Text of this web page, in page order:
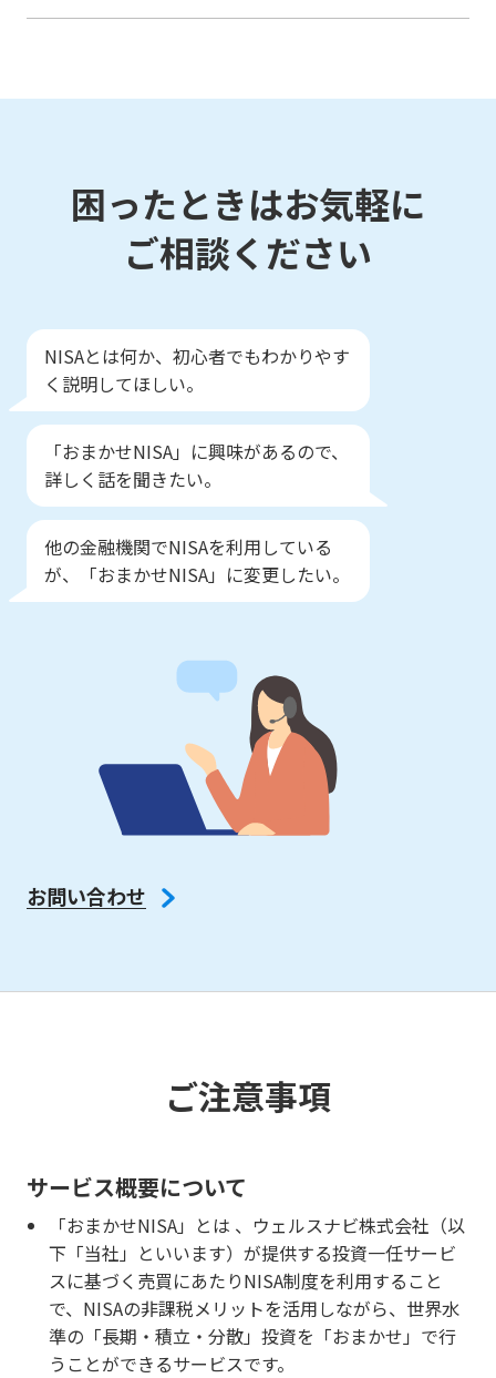
困ったときはお気軽に
ご相談ください
NISAとは何か、初心者でもわかりやす
く説明してほしい。
「おまかせNISA」に興味があるので、
詳しく話を聞きたい。
他の金融機関でNISAを利用している
が、「おまかせNISA」に変更したい。
お問い合わせ
ご注意事項
サービス概要について
「おまかせNISA」とは 、ウェルスナビ株式会社（以
下「当社」といいます）が提供する投資一任サービ
スに基づく売買にあたりNISA制度を利用すること
で、NISAの非課税メリットを活用しながら、世界水
準の「長期・積立・分散」投資を「おまかせ」で行
うことができるサービスです。